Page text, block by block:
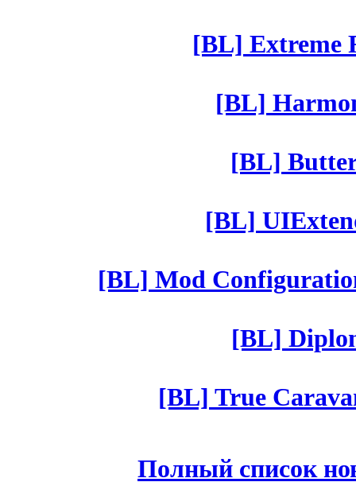
[BL] Extreme
[BL]
[BL]
[BL]
[BL] Mod
[BL]
[BL] True
Полный список